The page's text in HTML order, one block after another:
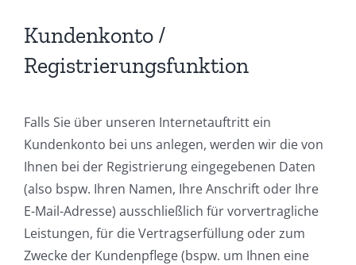
Kundenkonto /
Registrierungsfunktion
Falls Sie über unseren Internetauftritt ein
Kundenkonto bei uns anlegen, werden wir die von
Ihnen bei der Registrierung eingegebenen Daten
(also bspw. Ihren Namen, Ihre Anschrift oder Ihre
E-Mail-Adresse) ausschließlich für vorvertragliche
Leistungen, für die Vertragserfüllung oder zum
Zwecke der Kundenpflege (bspw. um Ihnen eine